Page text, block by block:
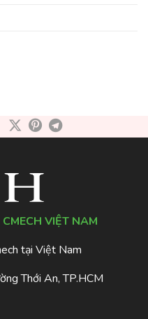
VIỆT NAM
tại Việt Nam
Thới An, TP.HCM